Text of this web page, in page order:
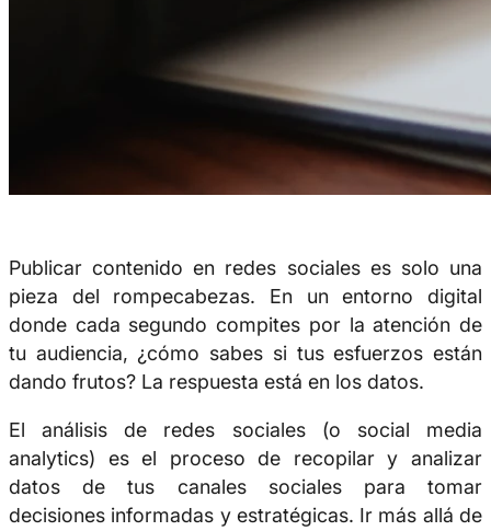
Publicar contenido en redes sociales es solo una
pieza del rompecabezas. En un entorno digital
donde cada segundo compites por la atención de
tu audiencia, ¿cómo sabes si tus esfuerzos están
dando frutos? La respuesta está en los datos.
El análisis de redes sociales (o social media
analytics) es el proceso de recopilar y analizar
datos de tus canales sociales para tomar
decisiones informadas y estratégicas. Ir más allá de